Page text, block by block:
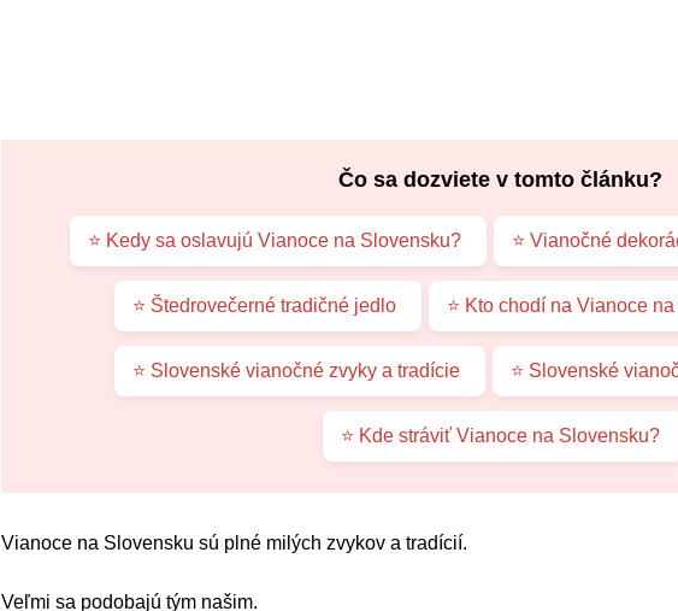
Čo sa dozviete v tomto článku?
⭐ Kedy sa oslavujú Vianoce na Slovensku? ⭐ Vianočné
⭐ Štedrovečerné tradičné jedlo ⭐ Kto chodí na Vianoce
⭐ Slovenské vianočné zvyky a tradície ⭐ Slovenské
⭐ Kde stráviť Vianoce na Slovensku?
Vianoce na Slovensku sú plné milých zvykov a tradícií.
Veľmi sa podobajú tým našim.